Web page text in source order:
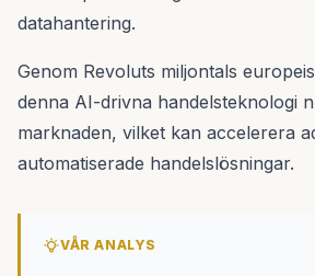
datahantering.
Genom Revoluts miljontals
denna AI-drivna handelsteknologi
marknaden, vilket kan accelerera
automatiserade handelslösningar.
VÅR ANALYS